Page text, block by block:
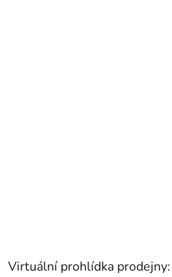
Virtuální prohlídka prodejny: